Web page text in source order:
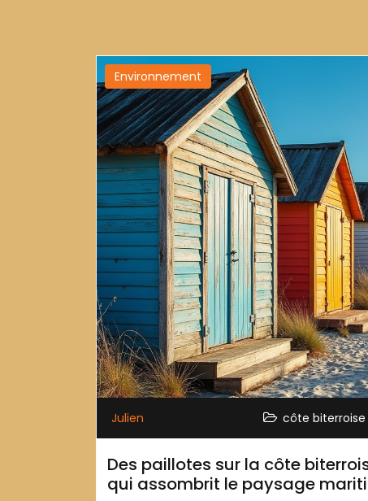
Environnement
Julien côte biterroise
Des paillotes sur la côte
qui assombrit le paysage